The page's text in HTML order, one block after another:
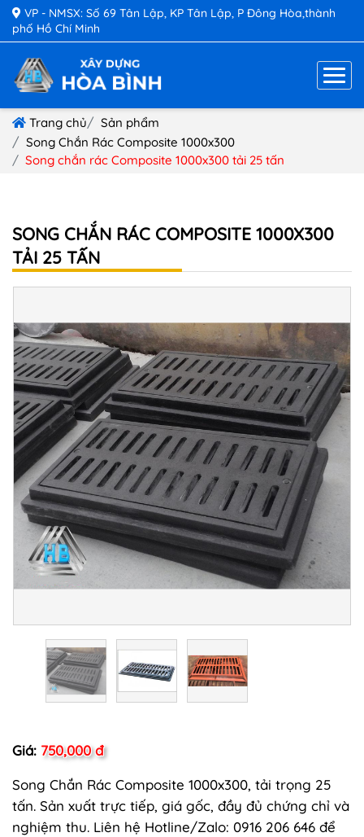
VP - NMSX: Số 69 Tân Lập, KP Tân Lập, P Đông Hòa,thành
phố Hồ Chí Minh
Trang chủ
Sản phẩm
Song Chắn Rác Composite 1000x300
Song chắn rác Composite 1000x300 tải 25 tấn
SONG CHẮN RÁC COMPOSITE 1000X300
TẢI 25 TẤN
Giá: 750,000 đ
Song Chắn Rác Composite 1000x300, tải trọng 25
tấn. Sản xuất trực tiếp, giá gốc, đầy đủ chứng chỉ và
nghiệm thu. Liên hệ Hotline/Zalo: 0916 206 646 để